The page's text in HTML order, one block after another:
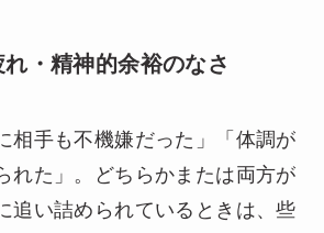
・精神的余裕のなさ
相手も不機嫌だった」「体調が
れた」。どちらかまたは両方が
追い詰められているときは、些